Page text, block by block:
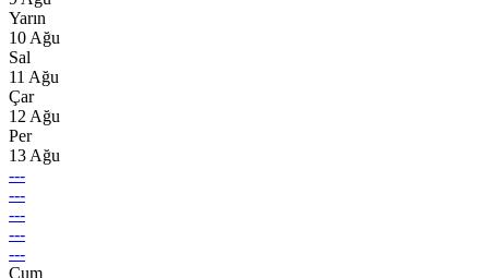
Yarın
10 Ağu
Sal
11 Ağu
Çar
12 Ağu
Per
13 Ağu
---
---
---
---
---
Cum